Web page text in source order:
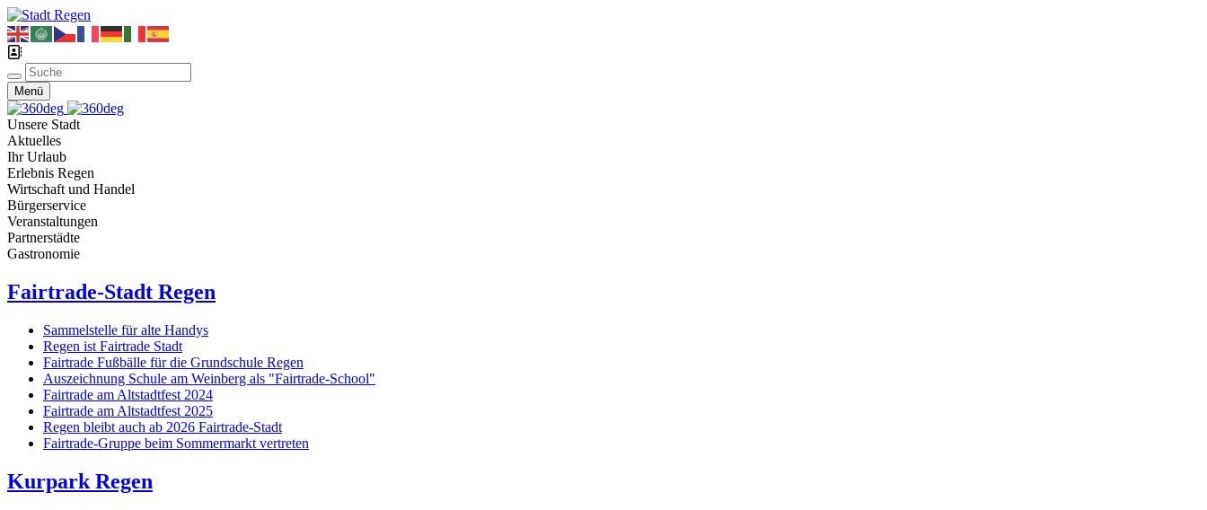
Menü
Unsere Stadt
Aktuelles
Ihr Urlaub
Erlebnis Regen
Wirtschaft und Handel
Bürgerservice
Veranstaltungen
Partnerstädte
Gastronomie
Fairtrade-Stadt Regen
Sammelstelle für alte Handys
Regen ist Fairtrade Stadt
Fairtrade Fußbälle für die Grundschule Regen
Auszeichnung Schule am Weinberg als "Fairtrade-School"
Fairtrade am Altstadtfest 2024
Fairtrade am Altstadtfest 2025
Regen bleibt auch ab 2026 Fairtrade-Stadt
Fairtrade-Gruppe beim Sommermarkt vertreten
Kurpark Regen